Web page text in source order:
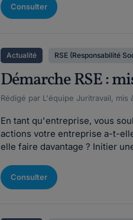
Consulter
Actualité RSE (Responsabilité
Démarche RSE :
Rédigé par L'équipe Juritravail, mis
En tant qu'entreprise, vous
actions votre entreprise a-t-
elle faire davantage ? Initier
Consulter